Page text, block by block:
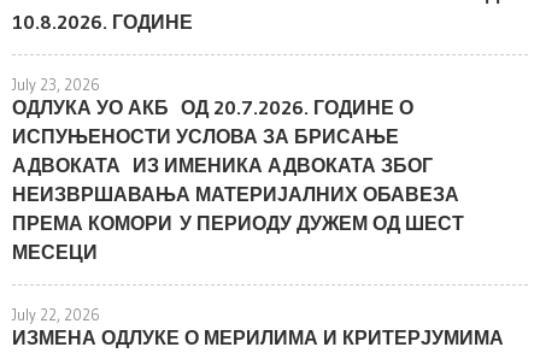
10.8.2026. ГОДИНЕ
July 23, 2026
ОДЛУКА УО АКБ ОД 20.7.2026. ГОДИНЕ О
ИСПУЊЕНОСТИ УСЛОВА ЗА БРИСАЊЕ
АДВОКАТА ИЗ ИМЕНИКА АДВОКАТА ЗБОГ
НЕИЗВРШАВАЊА МАТЕРИЈАЛНИХ ОБАВЕЗА
ПРЕМА КОМОРИ У ПЕРИОДУ ДУЖЕМ ОД ШЕСТ
МЕСЕЦИ
July 22, 2026
ИЗМЕНА ОДЛУКЕ О МЕРИЛИМА И КРИТЕРЈУМИМА